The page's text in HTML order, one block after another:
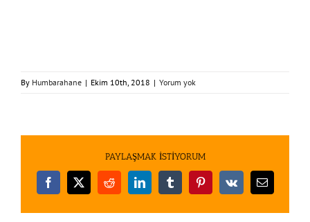
By Humbarahane | Ekim 10th, 2018 | Yorum yok
PAYLAŞMAK İSTİYORUM
Facebook
X RedditLinkedInTumblrPinterest
Vk
E-